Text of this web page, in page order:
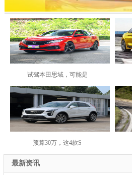
试驾本田思域，可能是
预算30万，这4款S
最新资讯